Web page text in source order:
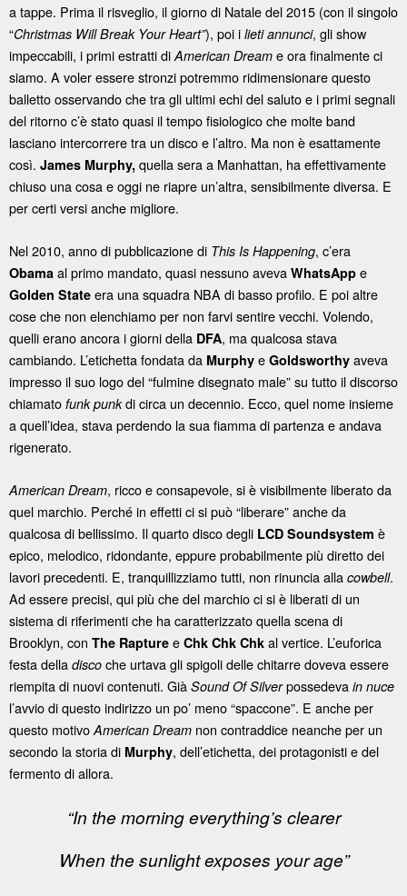
a tappe. Prima il risveglio, il giorno di Natale del 2015 (con il singolo
“Christmas Will Break Your Heart”), poi i lieti annunci, gli show
impeccabili, i primi estratti di American Dream e ora finalmente ci
siamo. A voler essere stronzi potremmo ridimensionare questo
balletto osservando che tra gli ultimi echi del saluto e i primi segnali
del ritorno c’è stato quasi il tempo fisiologico che molte band
lasciano intercorrere tra un disco e l’altro. Ma non è esattamente
così. James Murphy, quella sera a Manhattan, ha effettivamente
chiuso una cosa e oggi ne riapre un’altra, sensibilmente diversa. E
per certi versi anche migliore.
Nel 2010, anno di pubblicazione di This Is Happening, c’era
Obama al primo mandato, quasi nessuno aveva WhatsApp e
Golden State era una squadra NBA di basso profilo. E poi altre
cose che non elenchiamo per non farvi sentire vecchi. Volendo,
quelli erano ancora i giorni della DFA, ma qualcosa stava
cambiando. L’etichetta fondata da Murphy e Goldsworthy aveva
impresso il suo logo del “fulmine disegnato male” su tutto il discorso
chiamato funk punkdi circa un decennio. Ecco, quel nome insieme
a quell’idea, stava perdendo la sua fiamma di partenza e andava
rigenerato.
American Dream, ricco e consapevole, si è visibilmente liberato da
quel marchio. Perché in effetti ci si può “liberare” anche da
qualcosa di bellissimo. Il quarto disco degli LCD Soundsystem è
epico, melodico, ridondante, eppure probabilmente più diretto dei
lavori precedenti. E, tranquillizziamo tutti, non rinuncia alla cowbell.
Ad essere precisi, qui più che del marchio ci si è liberati di un
sistema di riferimenti che ha caratterizzato quella scena di
Brooklyn, con The Rapture e Chk Chk Chk al vertice. L’euforica
festa della disco che urtava gli spigoli delle chitarre doveva essere
riempita di nuovi contenuti. Già Sound Of Silverpossedeva in nuce
l’avvio di questo indirizzo un po’ meno “spaccone”. E anche per
questo motivo American Dream non contraddice neanche per un
secondo la storia di Murphy, dell’etichetta, dei protagonisti e del
fermento di allora.
“In the morning everything’s clearer
When the sunlight exposes your age”